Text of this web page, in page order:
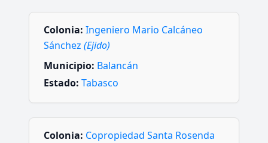
Colonia: Ingeniero Mario Calcáneo
Sánchez (Ejido)
Municipio: Balancán
Estado: Tabasco
Colonia: Copropiedad Santa Rosenda